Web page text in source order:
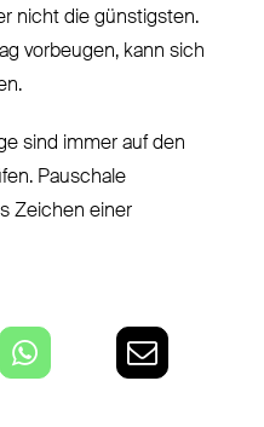
nicht die günstigsten.
vorbeugen, kann sich
sind immer auf den
Pauschale
Zeichen einer